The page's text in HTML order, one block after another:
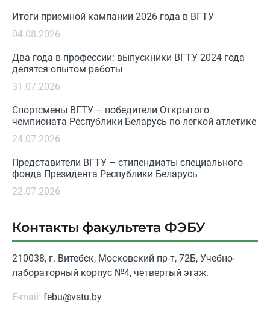
Итоги приемной кампании 2026 года в ВГТУ
04.08.2026
Два года в профессии: выпускники ВГТУ 2024 года
делятся опытом работы
31.07.2026
Спортсмены ВГТУ – победители Открытого
чемпионата Республики Беларусь по легкой атлетике
24.07.2026
Представители ВГТУ – стипендиаты специального
фонда Президента Республики Беларусь
22.07.2026
Контакты факультета ФЭБУ
210038, г. Витебск, Московский пр-т, 72Б, Учебно-
лабораторный корпус №4, четвертый этаж.
E-mail: febu@vstu.by